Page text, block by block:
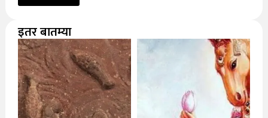
इतर बातम्या